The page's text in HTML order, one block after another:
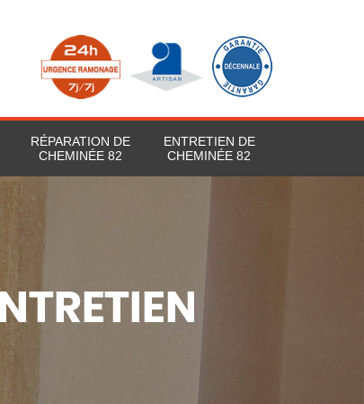
RÉPARATION DE
CHEMINÉE 82
ENTRETIEN DE
CHEMINÉE 82